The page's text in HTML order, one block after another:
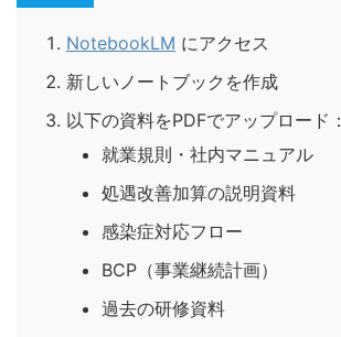
NotebookLM にアクセス
新しいノートブックを作成
以下の資料をPDFでアップロード：
就業規則・社内マニュアル
処遇改善加算の説明資料
感染症対応フロー
BCP（事業継続計画）
過去の研修資料